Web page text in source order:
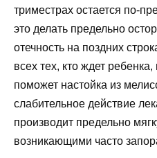
триместрах остается по-
это делать предельно
отечность на поздних
всех тех, кто ждет
поможет настойка из
слабительное действие
производит предельно
возникающими часто